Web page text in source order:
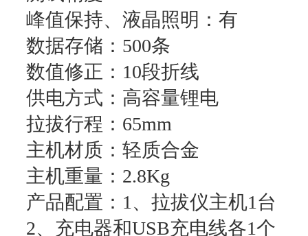
峰值保持、液晶照明：有
数据存储：500条
数值修正：10段折线
供电方式：高容量锂电
拉拔行程：65mm
主机材质：轻质合金
主机重量：2.8Kg
产品配置：1、拉拔仪主机1台
2、充电器和USB充电线各1个